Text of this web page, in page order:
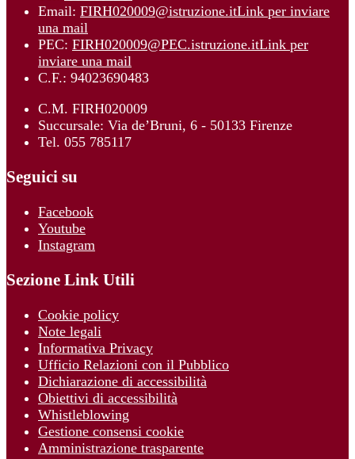
Email: FIRH020009@istruzione.itLink per inviare
una mail
PEC: FIRH020009@PEC.istruzione.itLink per
inviare una mail
C.F.: 94023690483
C.M. FIRH020009
Succursale: Via de’Bruni, 6 - 50133 Firenze
Tel. 055 785117
Seguici su
Facebook
Youtube
Instagram
Sezione Link Utili
Cookie policy
Note legali
Informativa Privacy
Ufficio Relazioni con il Pubblico
Dichiarazione di accessibilità
Obiettivi di accessibilità
Whistleblowing
Gestione consensi cookie
Amministrazione trasparente